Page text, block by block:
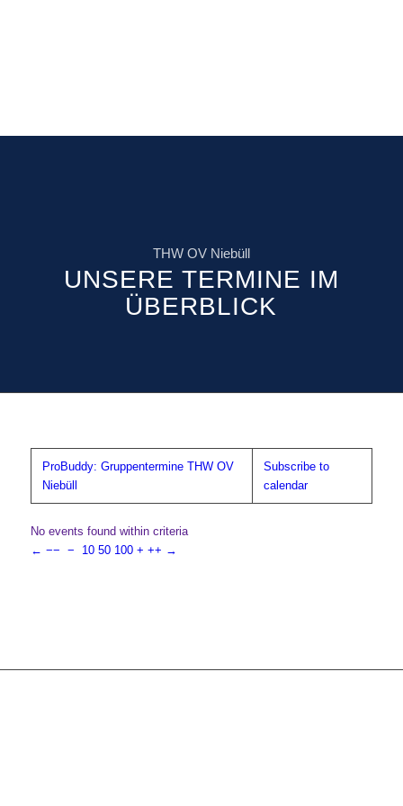
THW OV Niebüll
UNSERE TERMINE IM
ÜBERBLICK
ProBuddy: Gruppentermine THW OV
Niebüll
Subscribe to
calendar
No events found within criteria
← −− − 10 50 100 + ++ →